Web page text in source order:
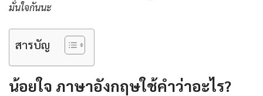
มั่นใจกันนะ
สารบัญ
น้อยใจ ภาษาอังกฤษใช้คำว่าอะไร?